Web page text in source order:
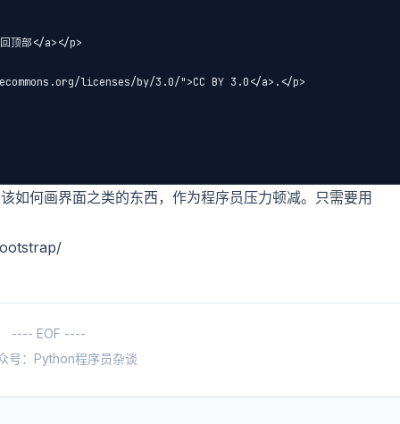
顶部</a></p>
licenses/by/3.0/">CC BY 3.0</a>.</p>
如何画界面之类的东西，作为程序员压力顿减。只需要用
---- EOF ----
号：Python程序员杂谈